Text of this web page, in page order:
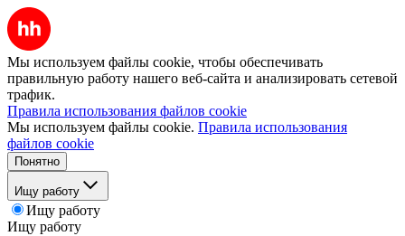
Мы используем файлы cookie, чтобы обеспечивать
правильную работу нашего веб-сайта и анализировать сетевой
трафик.
Правила использования файлов cookie
Мы используем файлы cookie. Правила использования
файлов cookie
Понятно
Ищу работу
Ищу работу
Ищу работу